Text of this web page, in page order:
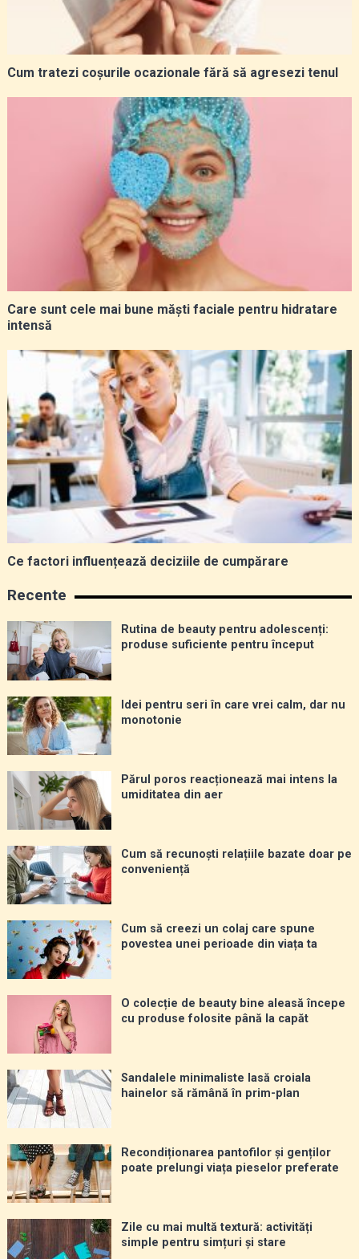
Cum tratezi coșurile ocazionale fără să agresezi tenul
Care sunt cele mai bune măști faciale pentru hidratare
intensă
Ce factori influențează deciziile de cumpărare
Recente
Rutina de beauty pentru adolescenți:
produse suficiente pentru început
Idei pentru seri în care vrei calm, dar nu
monotonie
Părul poros reacționează mai intens la
umiditatea din aer
Cum să recunoști relațiile bazate doar pe
conveniență
Cum să creezi un colaj care spune
povestea unei perioade din viața ta
O colecție de beauty bine aleasă începe
cu produse folosite până la capăt
Sandalele minimaliste lasă croiala
hainelor să rămână în prim-plan
Recondiționarea pantofilor și genților
poate prelungi viața pieselor preferate
Zile cu mai multă textură: activități
simple pentru simțuri și stare